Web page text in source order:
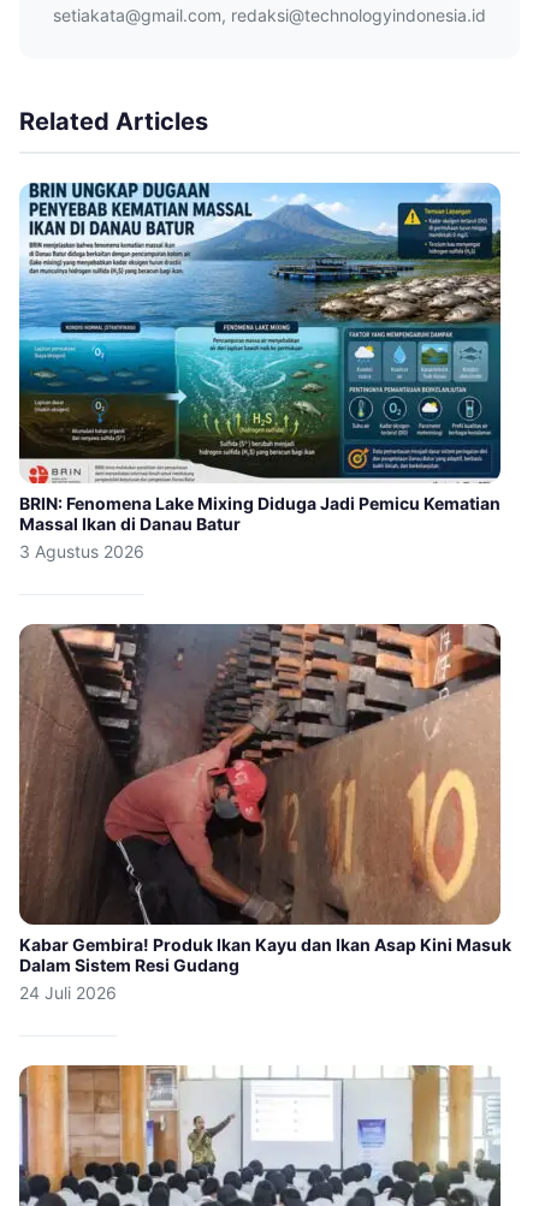
setiakata@gmail.com, redaksi@technologyindonesia.id
Related Articles
BRIN: Fenomena Lake Mixing Diduga Jadi Pemicu Kematian
Massal Ikan di Danau Batur
3 Agustus 2026
Kabar Gembira! Produk Ikan Kayu dan Ikan Asap Kini Masuk
Dalam Sistem Resi Gudang
24 Juli 2026